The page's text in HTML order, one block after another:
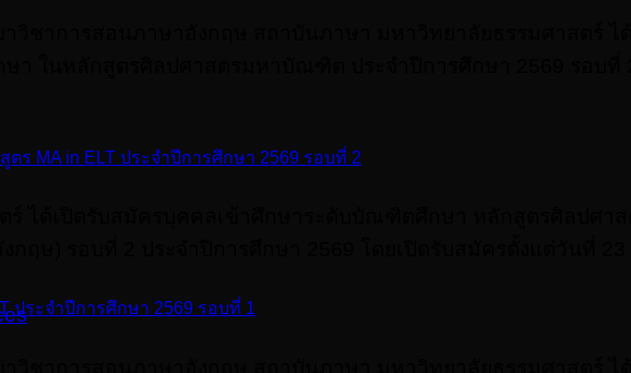
ชาการสอนภาษาอังกฤษ สถาบันภาษา มหาวิทยาลัยธรรมศาสตร์ ไ
MA in ELT ประจําปีการศึกษา 2569 รอบที่ 2
ร์ ได้เปิดรับสมัครบุคคลเข้าศึกษาระดับบัณฑิตศึกษา หลักสูตรศิลปศา
ฤษ) รอบที่ 2 ประจําปีการศึกษา 2569 โดยเปิดรับสมัครตั้งแต่วันที่ 23
ประจําปีการศึกษา 2569 รอบที่ 1
ชาการสอนภาษาอังกฤษ สถาบันภาษา มหาวิทยาลัยธรรมศาสตร์ ไ